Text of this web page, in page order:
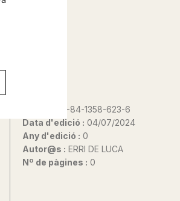
978-84-1358-623-6
Data d'edició : 04/07/2024
Any d'edició : 0
Autor@s : ERRI DE LUCA
Nº de pàgines : 0